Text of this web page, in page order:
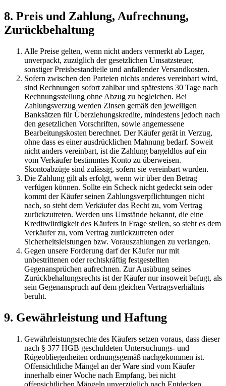
8. Preis und Zahlung, Aufrechnung,
Zurückbehaltung
Alle Preise gelten, wenn nicht anders vermerkt ab Lager,
unverpackt, zuzüglich der gesetzlichen Umsatzsteuer,
sonstiger Preisbestandteile und anfallender Versandkosten.
Sofern zwischen den Parteien nichts anderes vereinbart wird,
sind Rechnungen sofort zahlbar und spätestens 30 Tage nach
Rechnungsstellung ohne Abzug zu begleichen. Bei
Zahlungsverzug werden Zinsen gemäß den jeweiligen
Banksätzen für Überziehungskredite, mindestens jedoch nach
den gesetzlichen Vorschriften, sowie angemessene
Bearbeitungskosten berechnet. Der Käufer gerät in Verzug,
ohne dass es einer ausdrücklichen Mahnung bedarf. Soweit
nicht anders vereinbart, ist die Zahlung bargeldlos auf ein
vom Verkäufer bestimmtes Konto zu überweisen.
Skontoabzüge sind zulässig, sofern sie vereinbart wurden.
Die Zahlung gilt als erfolgt, wenn wir über den Betrag
verfügen können. Sollte ein Scheck nicht gedeckt sein oder
kommt der Käufer seinen Zahlungsverpflichtungen nicht
nach, so steht dem Verkäufer das Recht zu, vom Vertrag
zurückzutreten. Werden uns Umstände bekannt, die eine
Kreditwürdigkeit des Käufers in Frage stellen, so steht es dem
Verkäufer zu, vom Vertrag zurückzutreten oder
Sicherheitsleistungen bzw. Vorauszahlungen zu verlangen.
Gegen unsere Forderung darf der Käufer nur mit
unbestrittenen oder rechtskräftig festgestellten
Gegenansprüchen aufrechnen. Zur Ausübung seines
Zurückbehaltungsrechts ist der Käufer nur insoweit befugt, als
sein Gegenanspruch auf dem gleichen Vertragsverhältnis
beruht.
9. Gewährleistung und Haftung
Gewährleistungsrechte des Käufers setzen voraus, dass dieser
nach § 377 HGB geschuldeten Untersuchungs- und
Rügeobliegenheiten ordnungsgemäß nachgekommen ist.
Offensichtliche Mängel an der Ware sind vom Käufer
innerhalb einer Woche nach Empfang, bei nicht
offensichtlichen Mängeln unverzüglich nach Entdecken,